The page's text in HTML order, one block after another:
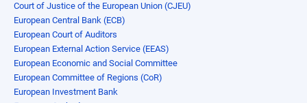
Court of Justice of the European Union (CJEU)
European Central Bank (ECB)
European Court of Auditors
European External Action Service (EEAS)
European Economic and Social Committee
European Committee of Regions (CoR)
European Investment Bank